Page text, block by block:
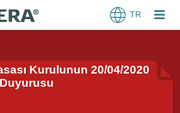
TR
Kurulunun 20/04/2020